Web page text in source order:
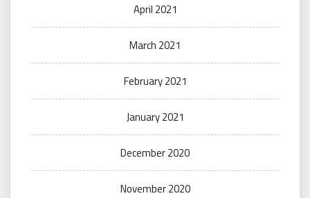
April 2021
March 2021
February 2021
January 2021
December 2020
November 2020